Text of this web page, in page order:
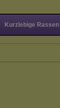
Kurzlebige Rassen